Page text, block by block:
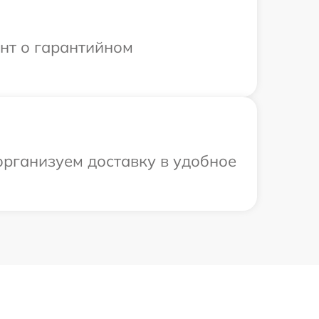
о гарантийном
доставку в удобное